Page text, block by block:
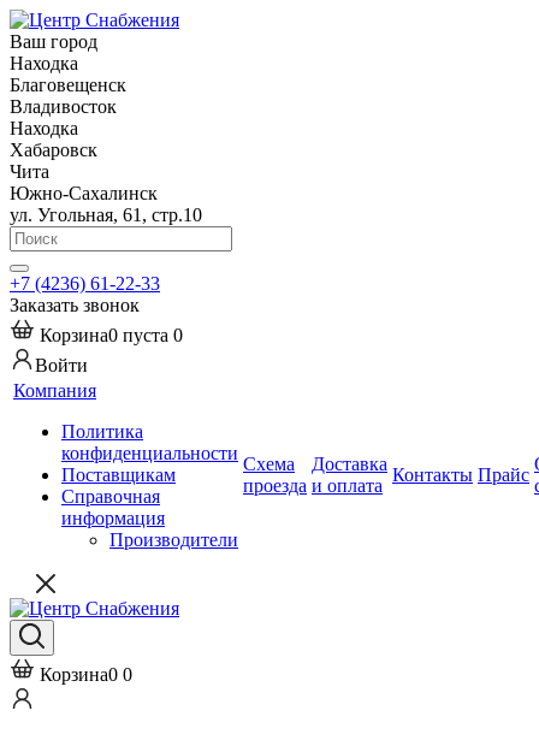
Ваш город
Находка
Благовещенск
Владивосток
Находка
Хабаровск
Чита
Южно-Сахалинск
ул. Угольная, 61, стр.10
+7 (4236) 61-22-33
Заказать звонок
Корзина0 пуста 0
Войти
Компания
Политика
конфиденциальности
Поставщикам
Справочная
информация
Производители
Схема
проезда
Доставка
и оплата
Контакты Прайс
Корзина0 0